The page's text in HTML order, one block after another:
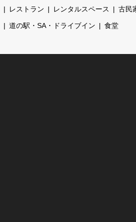
レストラン レンタルスペース 古民
道の駅・SA・ドライブイン 食堂